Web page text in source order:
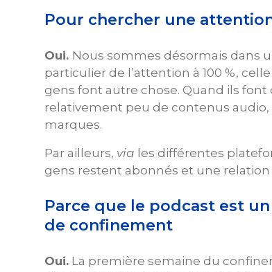
Pour chercher une
Oui. Nous sommes désormais dans
particulier de l’attention à 100 %,
gens font autre chose. Quand ils
relativement peu de contenus
marques.
Par ailleurs, via les différentes
gens restent abonnés et une
Parce que le podcast est
de confinement
Oui. La première semaine du